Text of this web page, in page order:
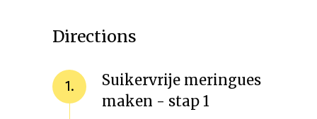
Directions
1.
Suikervrije meringues
maken - stap 1